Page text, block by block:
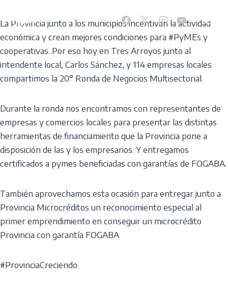
to
content
La Provincia junto a los municipios incentivan la actividad
económica y crean mejores condiciones para #PyMEs y
cooperativas. Por eso hoy en Tres Arroyos junto al
intendente local, Carlos Sánchez, y 114 empresas locales
compartimos la 20° Ronda de Negocios Multisectorial.
Durante la ronda nos encontramos con representantes de
empresas y comercios locales para presentar las distintas
herramientas de financiamiento que la Provincia pone a
disposición de las y los empresarios. Y entregamos
certificados a pymes beneficiadas con garantías de FOGABA.
También aprovechamos esta ocasión para entregar junto a
Provincia Microcréditos un reconocimiento especial al
primer emprendimiento en conseguir un microcrédito
Provincia con garantía FOGABA
#ProvinciaCreciendo